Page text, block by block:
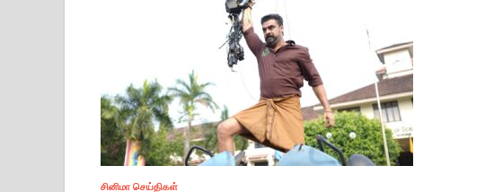
சினிமா செய்திகள்